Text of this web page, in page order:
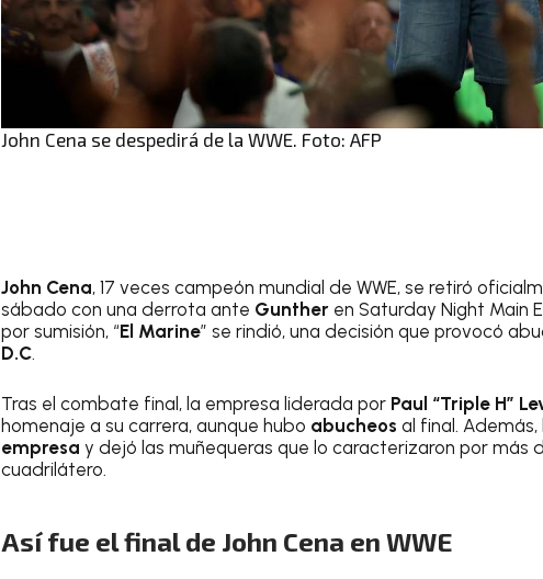
John Cena se despedirá de la WWE. Foto: AFP
John Cena, 17 veces campeón mundial de WWE, se retiró
sábado con una derrota ante Gunther en Saturday Night Main
por sumisión, “El Marine” se rindió, una decisión que provocó
D.C.
Tras el combate final, la empresa liderada por Paul “Triple H”
homenaje a su carrera, aunque hubo abucheos al final.
empresa y dejó las muñequeras que lo caracterizaron por más
cuadrilátero.
Así fue el final de John Cena en WWE